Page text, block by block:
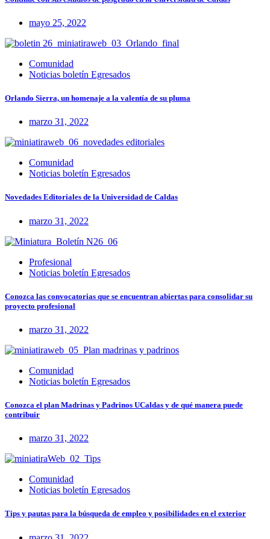
mayo 25, 2022
Comunidad
Noticias boletín Egresados
Orlando Sierra, un homenaje a la valentía de su pluma
marzo 31, 2022
Comunidad
Noticias boletín Egresados
Novedades Editoriales de la Universidad de Caldas
marzo 31, 2022
Profesional
Noticias boletín Egresados
Conozca las convocatorias que se encuentran abiertas para consolidar su
proyecto profesional
marzo 31, 2022
Comunidad
Noticias boletín Egresados
Conozca el plan Madrinas y Padrinos UCaldas y de qué manera puede
contribuir
marzo 31, 2022
Comunidad
Noticias boletín Egresados
Tips y pautas para la búsqueda de empleo y posibilidades en el exterior